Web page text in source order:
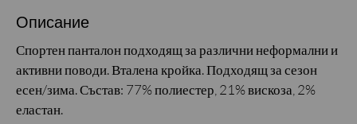
Описание
Спортен панталон подходящ за различни неформални и
активни поводи. Вталена кройка. Подходящ за сезон
есен/зима. Състав: 77% полиестер, 21% вискоза, 2%
еластан.